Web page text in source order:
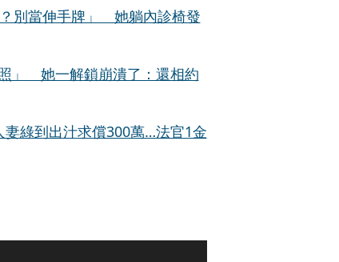
別當伸手牌」 她躺內診椅發
」 她一解鎖崩潰了：還相約
綠到出汁求償300萬…法官1金